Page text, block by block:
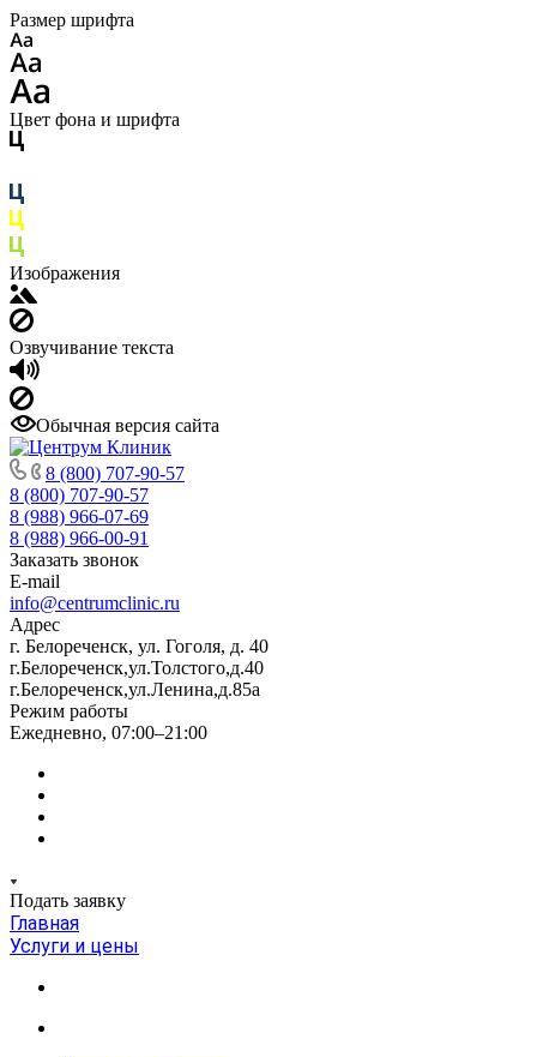
Размер шрифта
Цвет фона и шрифта
Изображения
Озвучивание текста
Обычная версия сайта
8 (800) 707-90-57
8 (800) 707-90-57
8 (988) 966-07-69
8 (988) 966-00-91
Заказать звонок
E-mail
info@centrumclinic.ru
Адрес
г. Белореченск, ул. Гоголя, д. 40
г.Белореченск,ул.Толстого,д.40
г.Белореченск,ул.Ленина,д.85а
Режим работы
Ежедневно, 07:00–21:00
Подать заявку
Главная
Услуги и цены